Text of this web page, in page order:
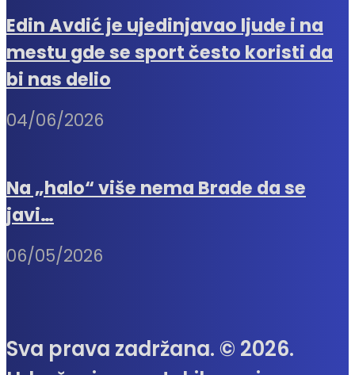
Edin Avdić je ujedinjavao ljude i na
mestu gde se sport često koristi da
bi nas delio
04/06/2026
Na „halo“ više nema Brade da se
javi…
06/05/2026
Sva prava zadržana. © 2026.